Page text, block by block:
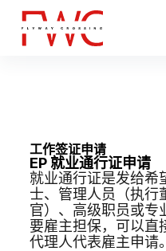
跳
过
工作签证申请
EP 就业通行证申请
就业通行证是发给希
士、管理人员（执行
官）、高级职员或专
要雇主担保，可以直
代理人代表雇主申请。